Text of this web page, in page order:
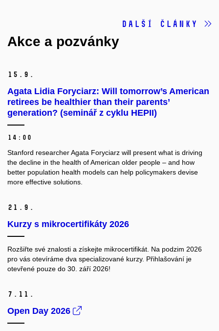
Další články
Akce a pozvánky
15. 9.
Agata Lidia Foryciarz: Will tomorrow’s American
retirees be healthier than their parents’
generation? (seminář z cyklu HEPII)
14:00
Stanford researcher Agata Foryciarz will present what is driving
the decline in the health of American older people – and how
better population health models can help policymakers devise
more effective solutions.
21. 9.
Kurzy s mikrocertifikáty 2026
Rozšiřte své znalosti a získejte mikrocertifikát. Na podzim 2026
pro vás otevíráme dva specializované kurzy. Přihlašování je
otevřené pouze do 30. září 2026!
7. 11.
Open Day 2026